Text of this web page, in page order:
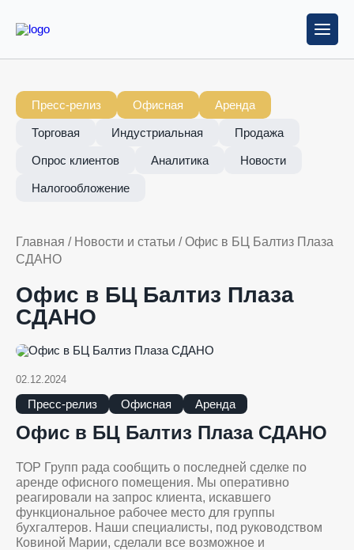
Пресс-релиз Офисная Аренда
Торговая Индустриальная Продажа
Опрос клиентов Аналитика Новости
Налогообложение
Главная / Новости и статьи /Офис в БЦ Балтиз Плаза
СДАНО
Офис в БЦ Балтиз Плаза
СДАНО
02.12.2024
Пресс-релиз Офисная Аренда
Офис в БЦ Балтиз Плаза СДАНО
ТОР Групп рада сообщить о последней сделке по
аренде офисного помещения. Мы оперативно
реагировали на запрос клиента, искавшего
функциональное рабочее место для группы
бухгалтеров. Наши специалисты, под руководством
Ковиной Марии, сделали все возможное и